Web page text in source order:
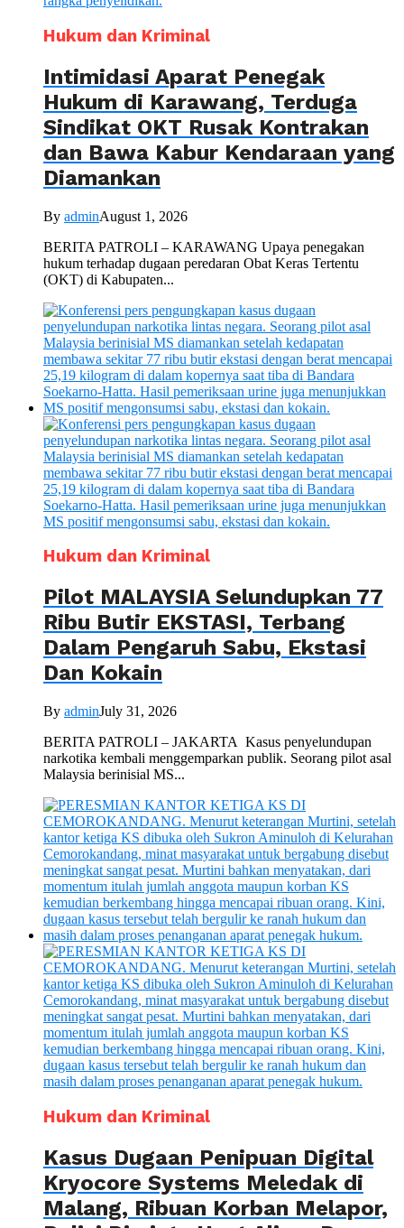
Hukum dan Kriminal
Intimidasi Aparat Penegak
Hukum di Karawang, Terduga
Sindikat OKT Rusak Kontrakan
dan Bawa Kabur Kendaraan yang
Diamankan
By adminAugust 1, 2026
BERITA PATROLI – KARAWANG Upaya penegakan
hukum terhadap dugaan peredaran Obat Keras Tertentu
(OKT) di Kabupaten...
Hukum dan Kriminal
Pilot MALAYSIA Selundupkan 77
Ribu Butir EKSTASI, Terbang
Dalam Pengaruh Sabu, Ekstasi
Dan Kokain
By adminJuly 31, 2026
BERITA PATROLI – JAKARTA Kasus penyelundupan
narkotika kembali menggemparkan publik. Seorang pilot asal
Malaysia berinisial MS...
Hukum dan Kriminal
Kasus Dugaan Penipuan Digital
Kryocore Systems Meledak di
Malang, Ribuan Korban Melapor,